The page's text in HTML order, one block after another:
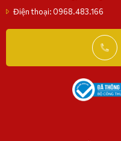
Điện thoại: 0968.483.166